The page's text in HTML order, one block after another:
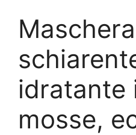
idratante
mosse,